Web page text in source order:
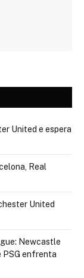
United e espera
Real
United
Newcastle
PSG enfrenta